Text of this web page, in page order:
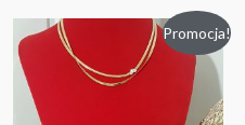
Promocja!